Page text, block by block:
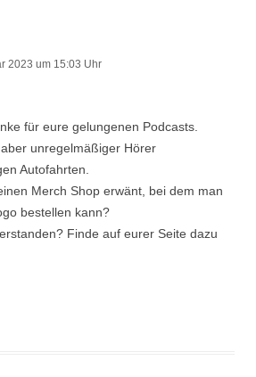
2023 um 15:03 Uhr
für eure gelungenen Podcasts.
unregelmäßiger Hörer
Autofahrten.
Merch Shop erwänt, bei dem man
bestellen kann?
Finde auf eurer Seite dazu